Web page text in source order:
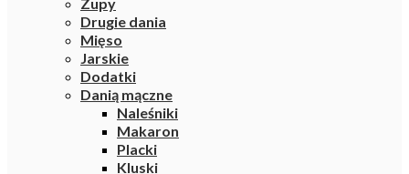
Drugie dania
Mięso
Jarskie
Dodatki
Danią mączne
Naleśniki
Makaron
Placki
Kluski